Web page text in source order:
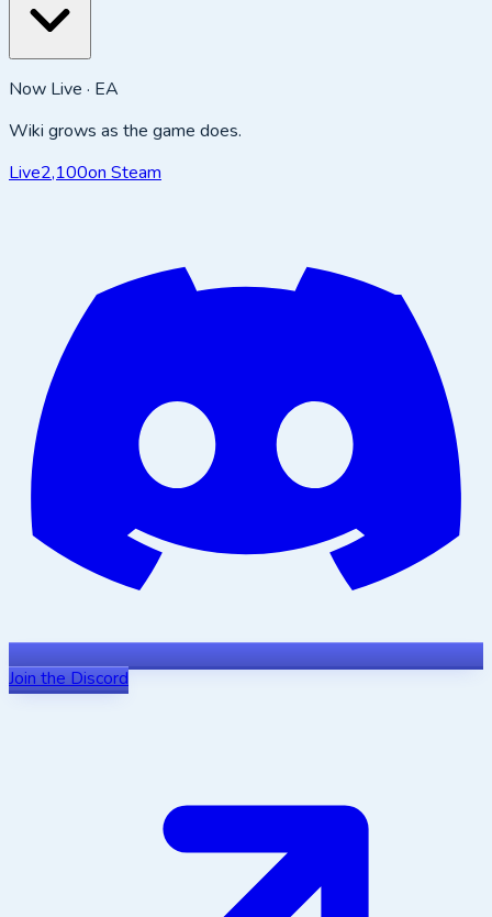
Now Live · EA
Wiki grows as the game does.
Live2,100on Steam
Join the Discord